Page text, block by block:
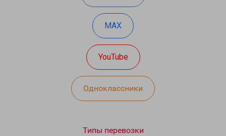
MAX
YouTube
Одноклассники
Типы перевозки